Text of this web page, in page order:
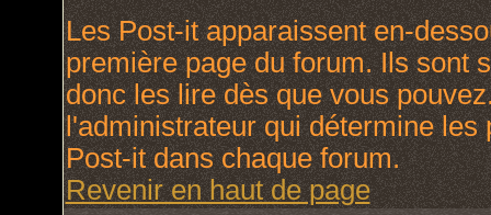
Les Post-it apparaissent en-
première page du forum. Ils sont
donc les lire dès que vous
l'administrateur qui détermine
Post-it dans chaque forum.
Revenir en haut de page